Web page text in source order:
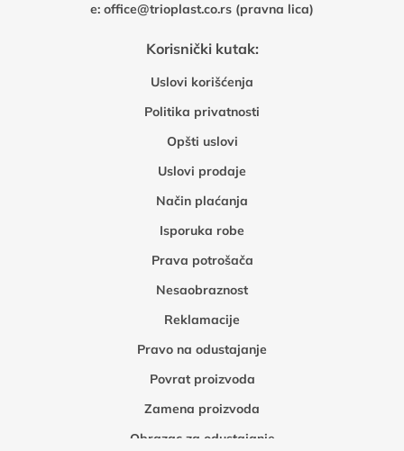
e: office@trioplast.co.rs (pravna lica)
Korisnički kutak:
Uslovi korišćenja
Politika privatnosti
Opšti uslovi
Uslovi prodaje
Način plaćanja
Isporuka robe
Prava potrošača
Nesaobraznost
Reklamacije
Pravo na odustajanje
Povrat proizvoda
Zamena proizvoda
Obrazac za odustajanje